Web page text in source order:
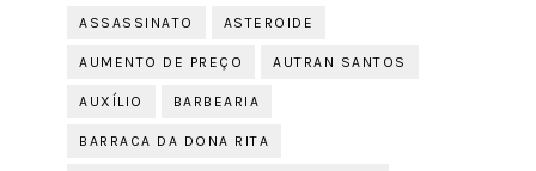
ASSASSINATO ASTEROIDE
AUMENTO DE PREÇO AUTRAN SANTOS
AUXÍLIO BARBEARIA
BARRACA DA DONA RITA